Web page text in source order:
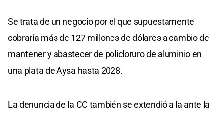
Se trata de un negocio por el que supuestamente
cobraría más de 127 millones de dólares a cambio de
mantener y abastecer de policloruro de aluminio en
una plata de Aysa hasta 2028.
La denuncia de la CC también se extendió a la ante la